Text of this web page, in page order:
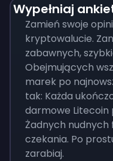
Wypełniaj
Zamień swoje
kryptowalucie.
zabawnych,
Obejmujących
marek po
tak: Każda
darmowe
Żadnych nudnych
czekania. Po
zarabiaj.